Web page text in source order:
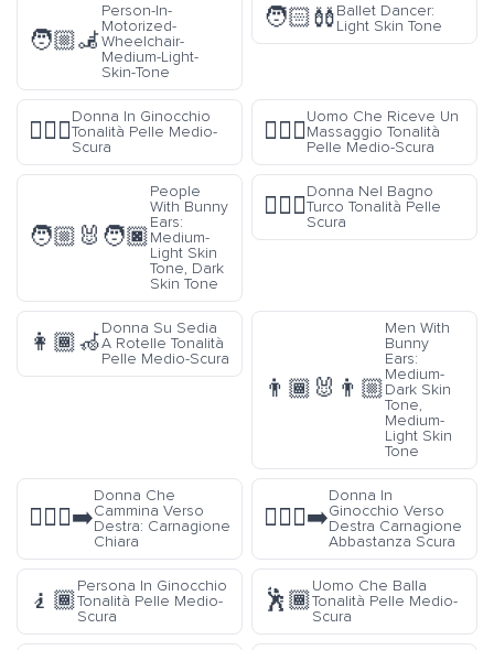
🧑🏼‍🦼
Person-In-
Motorized-
Wheelchair-
Medium-Light-
Skin-Tone
🧑🏻‍🩰Ballet Dancer:
Light Skin Tone
🧎🏾‍♀️
Donna In Ginocchio
Tonalità Pelle Medio-
Scura
💆🏾‍♂️
Uomo Che Riceve Un
Massaggio Tonalità
Pelle Medio-Scura
🧑🏼‍🐰‍🧑🏿
People
With Bunny
Ears:
Medium-
Light Skin
Tone, Dark
Skin Tone
🧖🏿‍♀️
Donna Nel Bagno
Turco Tonalità Pelle
Scura
👩🏾‍🦽
Donna Su Sedia
A Rotelle Tonalità
Pelle Medio-Scura
👨🏾‍🐰‍👨🏼
Men With
Bunny
Ears:
Medium-
Dark Skin
Tone,
Medium-
Light Skin
Tone
🚶🏻‍♀️‍➡️
Donna Che
Cammina Verso
Destra: Carnagione
Chiara
🧎🏾‍♀️‍➡️
Donna In
Ginocchio Verso
Destra Carnagione
Abbastanza Scura
🧎🏾
Persona In Ginocchio
Tonalità Pelle Medio-
Scura
🕺🏾
Uomo Che Balla
Tonalità Pelle Medio-
Scura